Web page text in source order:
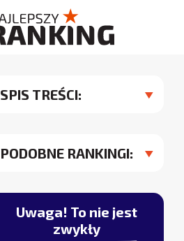
SPIS TREŚCI:
PODOBNE RANKINGI:
Uwaga! To nie jest
zwykły